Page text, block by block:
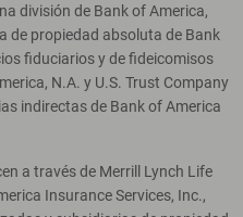
división de Bank of America,
de propiedad absoluta de Bank
fiduciarios y de fideicomisos
N.A. y U.S. Trust Company
indirectas de Bank of America
a través de Merrill Lynch Life
Insurance Services, Inc.,